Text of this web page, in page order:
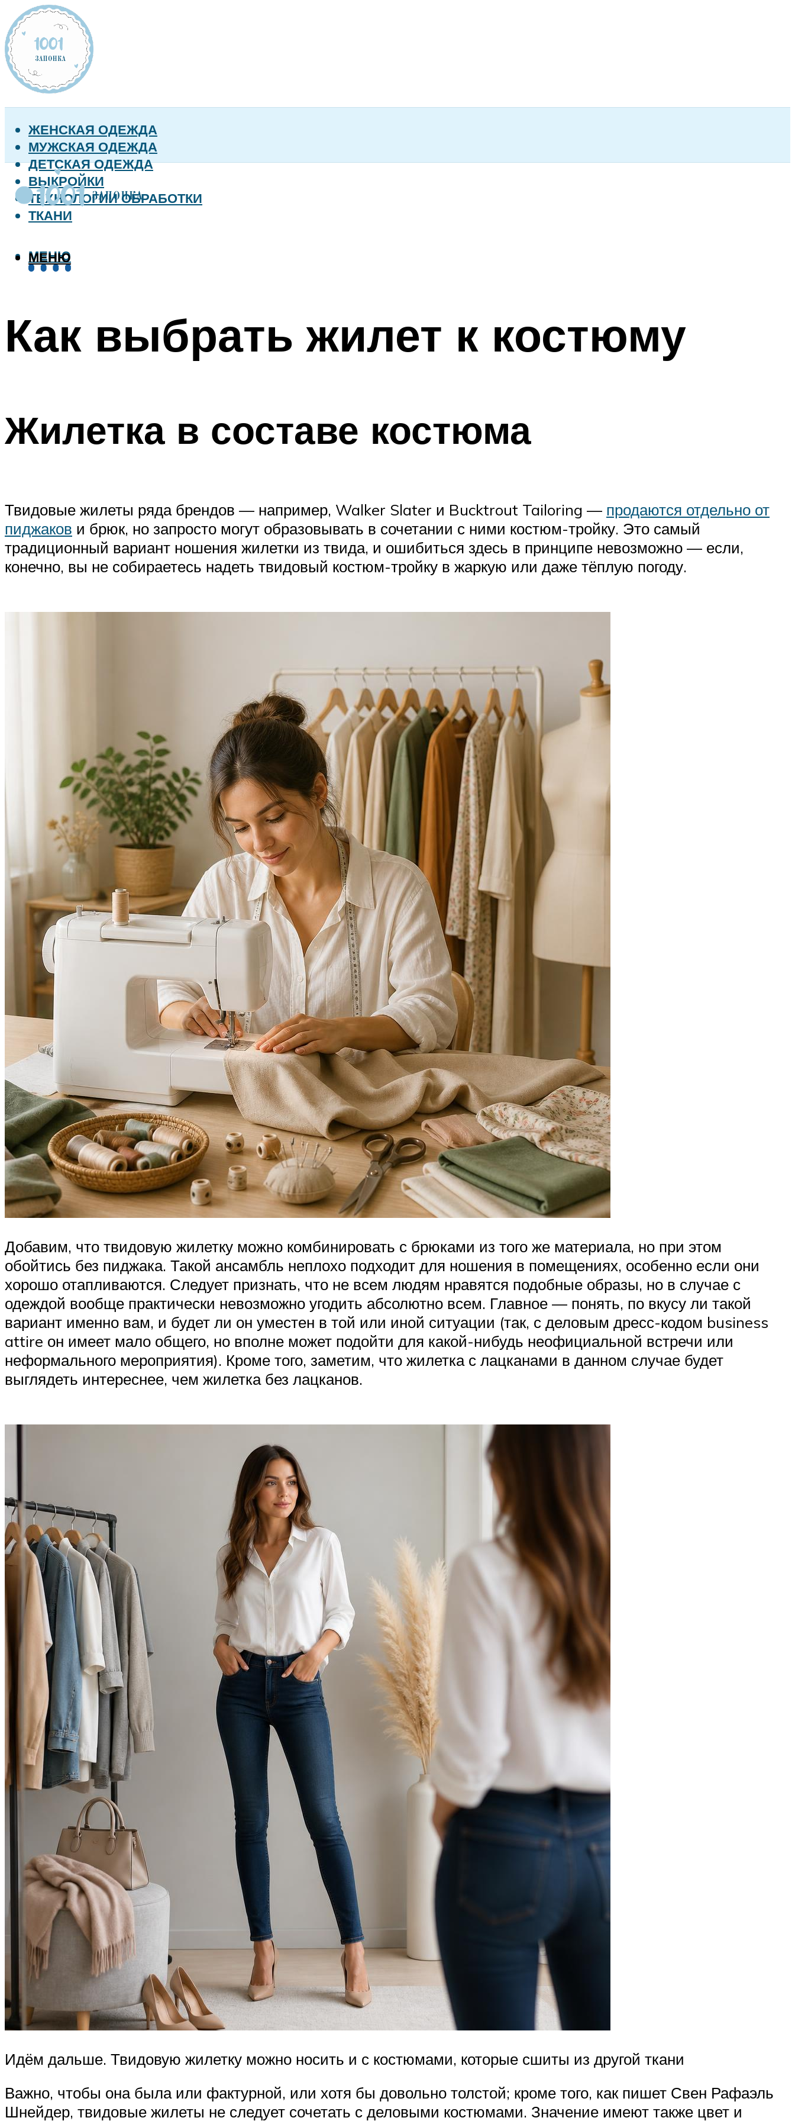
ЖЕНСКАЯ ОДЕЖДА
МУЖСКАЯ ОДЕЖДА
ДЕТСКАЯ ОДЕЖДА
ВЫКРОЙКИ
ТЕХНОЛОГИИ ОБРАБОТКИ
ТКАНИ
МЕНЮ
МЕНЮ
Как выбрать жилет к костюму
Жилетка в составе костюма
Твидовые жилеты ряда брендов — например, Walker Slater и Bucktrout Tailoring — продаются отдельно от
пиджаков и брюк, но запросто могут образовывать в сочетании с ними костюм-тройку. Это самый
традиционный вариант ношения жилетки из твида, и ошибиться здесь в принципе невозможно — если,
конечно, вы не собираетесь надеть твидовый костюм-тройку в жаркую или даже тёплую погоду.
Добавим, что твидовую жилетку можно комбинировать с брюками из того же материала, но при этом
обойтись без пиджака. Такой ансамбль неплохо подходит для ношения в помещениях, особенно если они
хорошо отапливаются. Следует признать, что не всем людям нравятся подобные образы, но в случае с
одеждой вообще практически невозможно угодить абсолютно всем. Главное — понять, по вкусу ли такой
вариант именно вам, и будет ли он уместен в той или иной ситуации (так, с деловым дресс-кодом business
attire он имеет мало общего, но вполне может подойти для какой-нибудь неофициальной встречи или
неформального мероприятия). Кроме того, заметим, что жилетка с лацканами в данном случае будет
выглядеть интереснее, чем жилетка без лацканов.
Идём дальше. Твидовую жилетку можно носить и с костюмами, которые сшиты из другой ткани
Важно, чтобы она была или фактурной, или хотя бы довольно толстой; кроме того, как пишет Свен Рафаэль
Шнейдер, твидовые жилеты не следует сочетать с деловыми костюмами. Значение имеют также цвет и